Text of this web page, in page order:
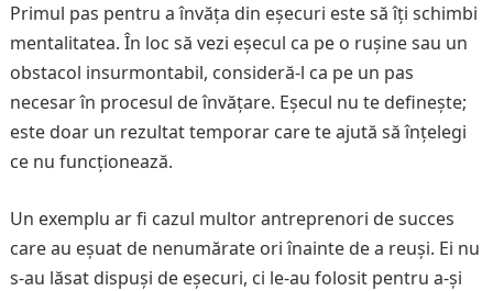
Primul pas pentru a învăța din eșecuri este să îți schimbi
mentalitatea. În loc să vezi eșecul ca pe o rușine sau un
obstacol insurmontabil, consideră-l ca pe un pas
necesar în procesul de învățare. Eșecul nu te definește;
este doar un rezultat temporar care te ajută să înțelegi
ce nu funcționează.
Un exemplu ar fi cazul multor antreprenori de succes
care au eșuat de nenumărate ori înainte de a reuși. Ei nu
s-au lăsat dispuși de eșecuri, ci le-au folosit pentru a-și